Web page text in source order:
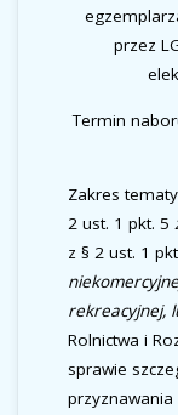
przez
Termin
Zakres
2 ust. 1 pkt. 5
z § 2 ust. 1
rekreacyjnej,
Rolnictwa i
sprawie